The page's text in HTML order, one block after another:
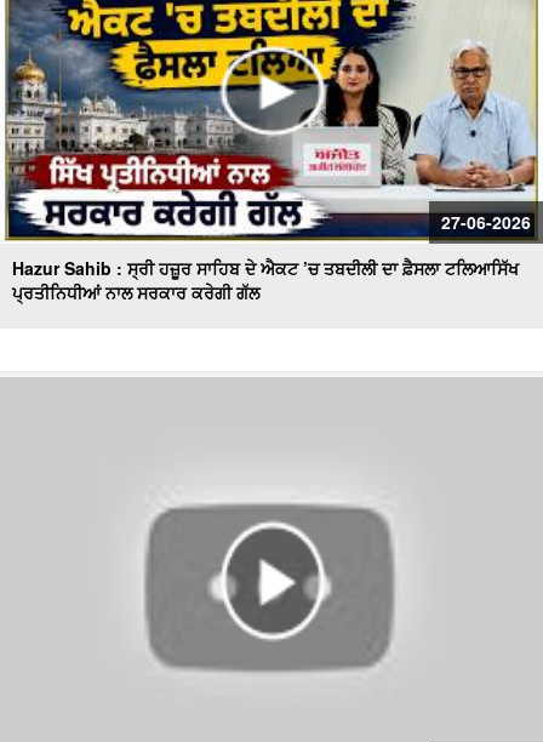
27-06-2026
Hazur Sahib : ਸ੍ਰੀ ਹਜ਼ੂਰ ਸਾਹਿਬ ਦੇ ਐਕਟ ’ਚ ਤਬਦੀਲੀ ਦਾ ਫ਼ੈਸਲਾ ਟਲਿਆਸਿੱਖ
ਪ੍ਰਤੀਨਿਧੀਆਂ ਨਾਲ ਸਰਕਾਰ ਕਰੇਗੀ ਗੱਲ